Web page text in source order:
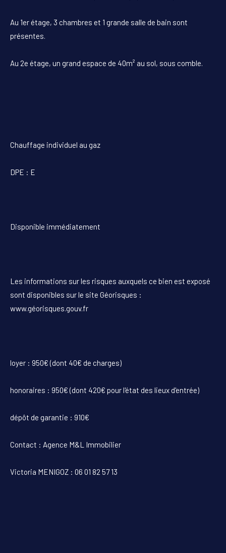
Au 1er étage, 3 chambres et 1 grande salle de bain sont
présentes.
Au 2e étage, un grand espace de 40m² au sol, sous comble.
Chauffage individuel au gaz
DPE : E
Disponible immédiatement
Les informations sur les risques auxquels ce bien est exposé
sont disponibles sur le site Géorisques :
www.géorisques.gouv.fr
loyer : 950€ (dont 40€ de charges)
honoraires : 950€ (dont 420€ pour l'état des lieux d'entrée)
dépôt de garantie : 910€
Contact : Agence M&L Immobilier
Victoria MENIGOZ : 06 01 82 57 13